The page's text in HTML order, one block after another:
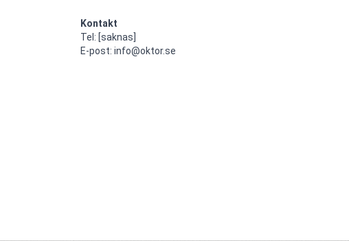
Kontakt
Tel: [saknas]
E-post: info@oktor.se